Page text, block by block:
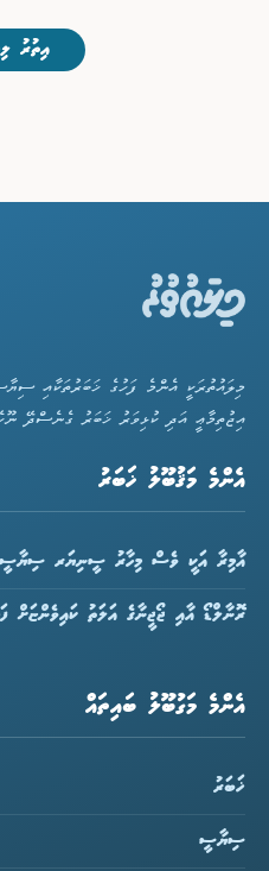
އިތުރު
މިލައުތުރަކީ އެންމެ ފަހުގެ ޚަބަރުތަކާއި
އިޖުތިމާޢީ އަދި ކުޅިވަރު ޚަބަރު ގެނެސްދޭ
އެންމެ މަޤުބޫލު ޚަބަރު
އާމިރާ އަކީ ވެސް މިހާރު ސީނިޔަރ ސިޔާސީ
ރޮނާލްޑޯ އާއި ޖޯޖީނާގެ އަލަތު
އެންމެ މަގުބޫލު ބައިތައް
ޚަބަރު
ސިޔާސީ